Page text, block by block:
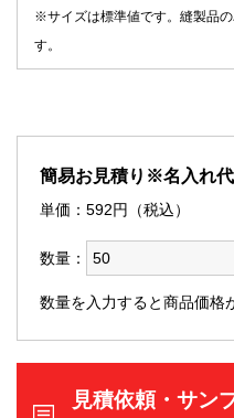
※サイズは標準値です。縫製品
す。
簡易お見積り※名入れ代
単価： 592円（税込）
数量：
数量を入力すると商品価格
見積依頼・サン